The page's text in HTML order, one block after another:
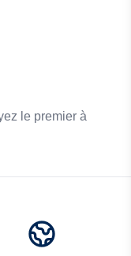
le premier à